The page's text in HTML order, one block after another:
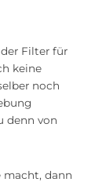
Filter für
keine
noch
denn von
macht, dann